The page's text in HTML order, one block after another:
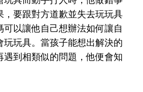
，要跟對方道歉並失去玩玩具
可以讓他自己想辦法如何讓自
玩玩具。當孩子能想出解決的
遇到相類似的問題，他便會知